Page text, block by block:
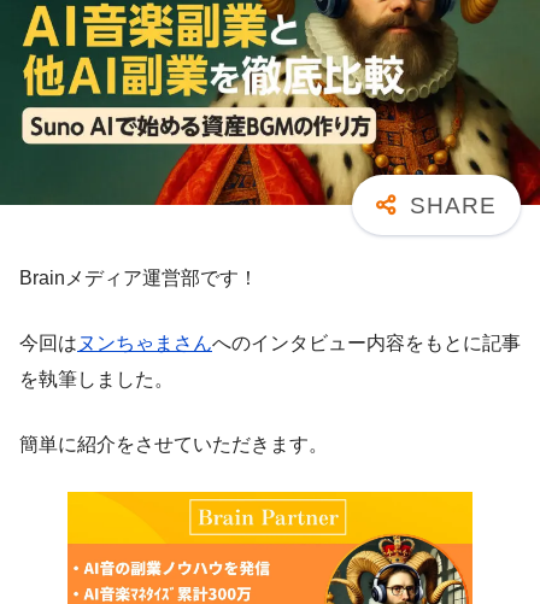
Brainメディア運営部です！
今回は ヌンちゃまさんへのインタビュー内容をもとに記事
を執筆しました。
簡単に紹介をさせていただきます。